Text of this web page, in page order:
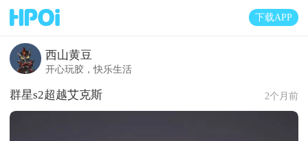
下载APP
西山黄豆
开心玩胶，快乐生活
群星s2超越艾克斯 2个月前